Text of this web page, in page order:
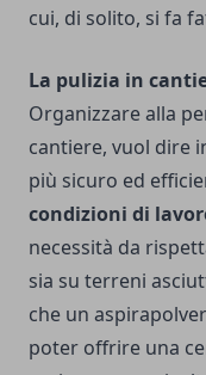
cui, di solito, si fa
La pulizia in
Organizzare alla
cantiere, vuol dire
più sicuro ed
condizioni di
necessità da
sia su terreni
che un
poter offrire una